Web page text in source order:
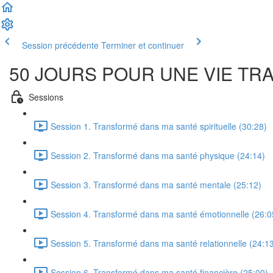
Session précédente Terminer et continuer
50 JOURS POUR UNE VIE
Sessions
Session 1. Transformé dans ma santé spirituelle (30:28)
Session 2. Transformé dans ma santé physique (24:14)
Session 3. Transformé dans ma santé mentale (25:12)
Session 4. Transformé dans ma santé émotionnelle
Session 5. Transformé dans ma santé relationnelle